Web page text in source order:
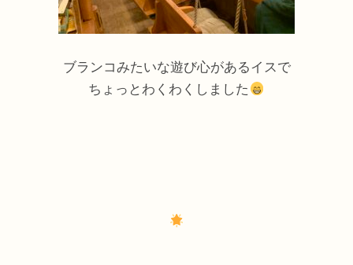
ブランコみたいな遊び心があるイスで
ちょっとわくわくしました